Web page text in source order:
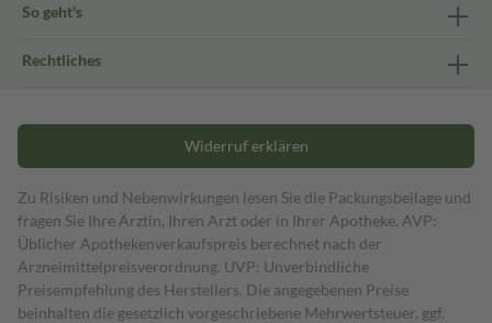
So geht's
Rechtliches
Widerruf erklären
Zu Risiken und Nebenwirkungen lesen Sie die Packungsbeilage und
fragen Sie Ihre Ärztin, Ihren Arzt oder in Ihrer Apotheke. AVP:
Üblicher Apothekenverkaufspreis berechnet nach der
Arzneimittelpreisverordnung. UVP: Unverbindliche
Preisempfehlung des Herstellers. Die angegebenen Preise
beinhalten die gesetzlich vorgeschriebene Mehrwertsteuer, ggf.